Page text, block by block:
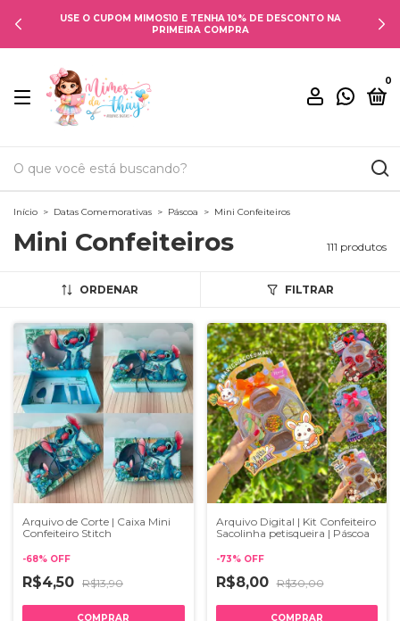
USE O CUPOM MIMOS10 E TENHA 10% DE DESCONTO NA
PRIMEIRA COMPRA
0
Início > Datas Comemorativas > Páscoa > Mini Confeiteiros
Mini Confeiteiros 111 produtos
ORDENAR FILTRAR
Arquivo de Corte | Caixa Mini
Confeiteiro Stitch
-68% OFF
R$4,50 R$13,90
Arquivo Digital | Kit Confeiteiro
Sacolinha petisqueira | Páscoa
-73% OFF
R$8,00 R$30,00